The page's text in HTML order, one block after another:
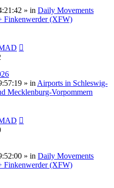
» in Daily Movements
Finkenwerder (XFW)
» in Airports in Schleswig-
Mecklenburg-Vorpommern
» in Daily Movements
Finkenwerder (XFW)